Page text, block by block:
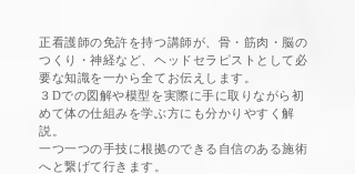
正看護師の免許を持つ講師が、骨・筋肉・脳の
つくり・神経など、ヘッドセラピストとして必
要な知識を一から全てお伝えします。
３Dでの図解や模型を実際に手に取りながら初
めて体の仕組みを学ぶ方にも分かりやすく解
説。
一つ一つの手技に根拠のできる自信のある施術
へと繋げて行きます。